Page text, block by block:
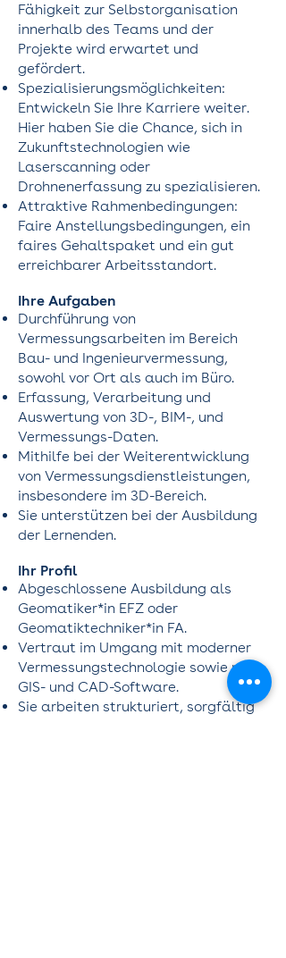
Fähigkeit zur Selbstorganisation
innerhalb des Teams und der
Projekte wird erwartet und
gefördert.
Spezialisierungsmöglichkeiten:
Entwickeln Sie Ihre Karriere weiter.
Hier haben Sie die Chance, sich in
Zukunftstechnologien wie
Laserscanning oder
Drohnenerfassung zu spezialisieren.
Attraktive Rahmenbedingungen:
Faire Anstellungsbedingungen, ein
faires Gehaltspaket und ein gut
erreichbarer Arbeitsstandort.
Ihre Aufgaben
Durchführung von
Vermessungsarbeiten im Bereich
Bau- und Ingenieurvermessung,
sowohl vor Ort als auch im Büro.
Erfassung, Verarbeitung und
Auswertung von 3D-, BIM-, und
Vermessungs-Daten.
Mithilfe bei der Weiterentwicklung
von Vermessungsdienstleistungen,
insbesondere im 3D-Bereich.
Sie unterstützen bei der Ausbildung
der Lernenden.
Ihr Profil
Abgeschlossene Ausbildung als
Geomatiker*in EFZ oder
Geomatiktechniker*in FA.
Vertraut im Umgang mit moderner
Vermessungstechnologie sowie mit
GIS- und CAD-Software.
Sie arbeiten strukturiert, sorgfältig